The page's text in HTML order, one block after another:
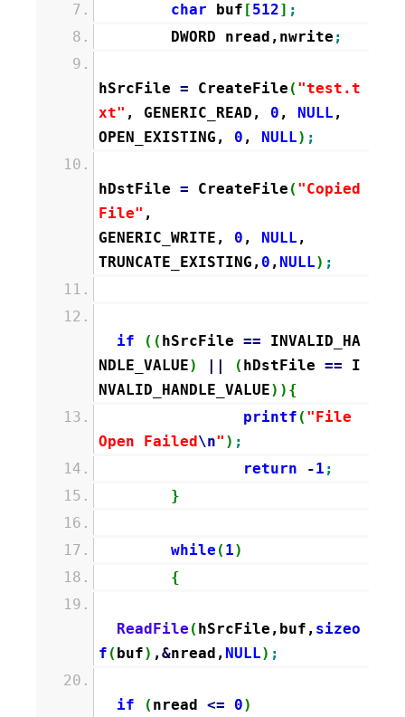
char buf [512] ;
DWORD nread,nwrite ;
hSrcFile = CreateFile ( "test.t
xt" , GENERIC_READ, 0 , NULL ,
OPEN_EXISTING, 0 , NULL) ;
hDstFile = CreateFile ( "Copied
File" ,
GENERIC_WRITE, 0 , NULL ,
TRUNCATE_EXISTING, 0 , NULL) ;
if ( ( hSrcFile == INVALID_HA
NDLE_VALUE) || ( hDstFile == I
NVALID_HANDLE_VALUE) ) {
printf ( "File
Open Failed\n" ) ;
return
-1 ;
}
while ( 1)
{
ReadFile ( hSrcFile,buf, sizeo
f ( buf) , &nread, NULL) ;
if ( nread <= 0)